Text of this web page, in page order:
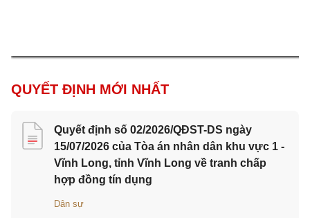
QUYẾT ĐỊNH MỚI NHẤT
Quyết định số 02/2026/QĐST-DS ngày
15/07/2026 của Tòa án nhân dân khu vực 1 -
Vĩnh Long, tỉnh Vĩnh Long về tranh chấp
hợp đồng tín dụng
Dân sự